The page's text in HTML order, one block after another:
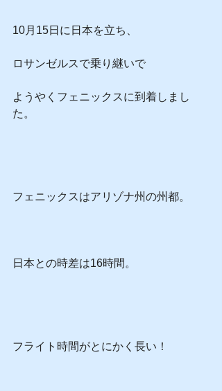
10月15日に日本を立ち、
ロサンゼルスで乗り継いで
ようやくフェニックスに到着しまし
た。
フェニックスはアリゾナ州の州都。
日本との時差は16時間。
フライト時間がとにかく長い！